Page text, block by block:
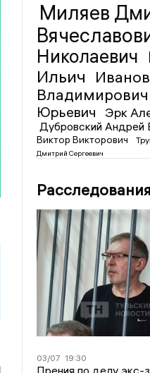
Миляев
Николаевич
Ильич
Владимирович
Юрьевич
Эрк
Дубровский Андрей
Виктор Викторович
Дмитрий Сергеевич
Расследования
03/07 19:30
Прения по делу экс-